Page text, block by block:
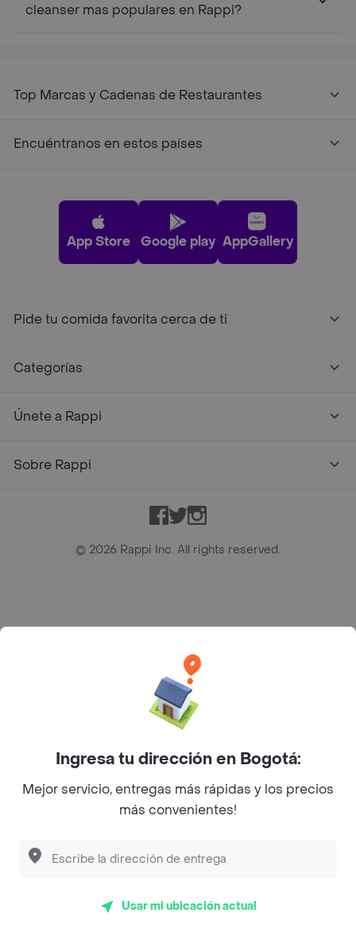
cleanser mas populares en Rappi?
Top Marcas y Cadenas de Restaurantes
Encuéntranos en estos países
App Store Google play AppGallery
Pide tu comida favorita cerca de ti
Categorías
Únete a Rappi
Sobre Rappi
Facebook
TwitterInstagram
© 2026 Rappi Inc. All rights reserved.
Bogotá D.C. --- notificacionesrappi@rappi.com
Ingresa tu dirección en Bogotá:
Mejor servicio, entregas más rápidas y los precios
más convenientes!
Usar mi ubicación actual